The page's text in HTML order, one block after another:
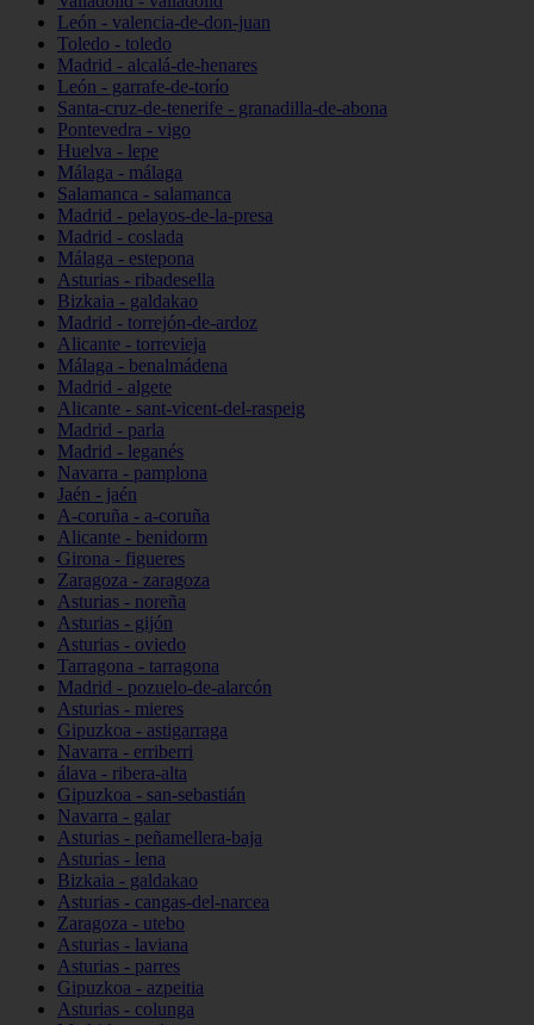
León - valencia-de-don-juan
Toledo - toledo
Madrid - alcalá-de-henares
León - garrafe-de-torío
Santa-cruz-de-tenerife - granadilla-de-abona
Pontevedra - vigo
Huelva - lepe
Málaga - málaga
Salamanca - salamanca
Madrid - pelayos-de-la-presa
Madrid - coslada
Málaga - estepona
Asturias - ribadesella
Bizkaia - galdakao
Madrid - torrejón-de-ardoz
Alicante - torrevieja
Málaga - benalmádena
Madrid - algete
Alicante - sant-vicent-del-raspeig
Madrid - parla
Madrid - leganés
Navarra - pamplona
Jaén - jaén
A-coruña - a-coruña
Alicante - benidorm
Girona - figueres
Zaragoza - zaragoza
Asturias - noreña
Asturias - gijón
Asturias - oviedo
Tarragona - tarragona
Madrid - pozuelo-de-alarcón
Asturias - mieres
Gipuzkoa - astigarraga
Navarra - erriberri
álava - ribera-alta
Gipuzkoa - san-sebastián
Navarra - galar
Asturias - peñamellera-baja
Asturias - lena
Bizkaia - galdakao
Asturias - cangas-del-narcea
Zaragoza - utebo
Asturias - laviana
Asturias - parres
Gipuzkoa - azpeitia
Asturias - colunga